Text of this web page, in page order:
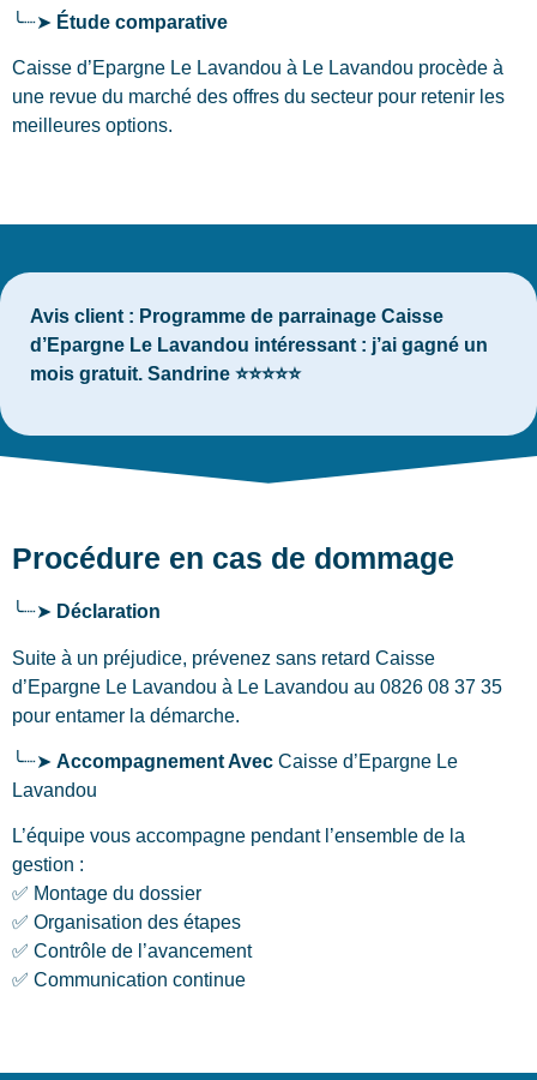
╰┈➤ Étude comparative
Caisse d’Epargne Le Lavandou à Le Lavandou procède à
une revue du marché des offres du secteur pour retenir les
meilleures options.
Avis client : Programme de parrainage Caisse
d’Epargne Le Lavandou intéressant : j’ai gagné un
mois gratuit. Sandrine ⭐⭐⭐⭐⭐
Procédure en cas de dommage
╰┈➤ Déclaration
Suite à un préjudice, prévenez sans retard Caisse
d’Epargne Le Lavandou à Le Lavandou au 0826 08 37 35
pour entamer la démarche.
╰┈➤ Accompagnement Avec Caisse d’Epargne Le
Lavandou
L’équipe vous accompagne pendant l’ensemble de la
gestion :
✅ Montage du dossier
✅ Organisation des étapes
✅ Contrôle de l’avancement
✅ Communication continue